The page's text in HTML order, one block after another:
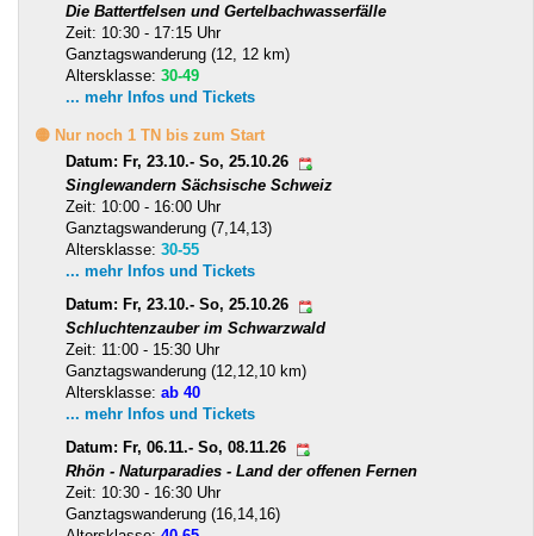
Die Battertfelsen und Gertelbachwasserfälle
Zeit: 10:30 - 17:15 Uhr
Ganztagswanderung (12, 12 km)
Altersklasse: 30-49
... mehr Infos und Tickets
🟡 Nur noch 1 TN bis zum Start
Datum: Fr, 23.10.- So, 25.10.26
Singlewandern Sächsische Schweiz
Zeit: 10:00 - 16:00 Uhr
Ganztagswanderung (7,14,13)
Altersklasse: 30-55
... mehr Infos und Tickets
Datum: Fr, 23.10.- So, 25.10.26
Schluchtenzauber im Schwarzwald
Zeit: 11:00 - 15:30 Uhr
Ganztagswanderung (12,12,10 km)
Altersklasse: ab 40
... mehr Infos und Tickets
Datum: Fr, 06.11.- So, 08.11.26
Rhön - Naturparadies - Land der offenen Fernen
Zeit: 10:30 - 16:30 Uhr
Ganztagswanderung (16,14,16)